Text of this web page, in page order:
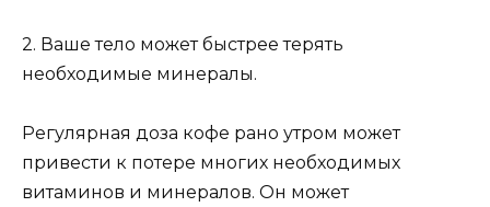
2. Ваше тело может быстрее терять
необходимые минералы.
Регулярная доза кофе рано утром может
привести к потере многих необходимых
витаминов и минералов. Он может